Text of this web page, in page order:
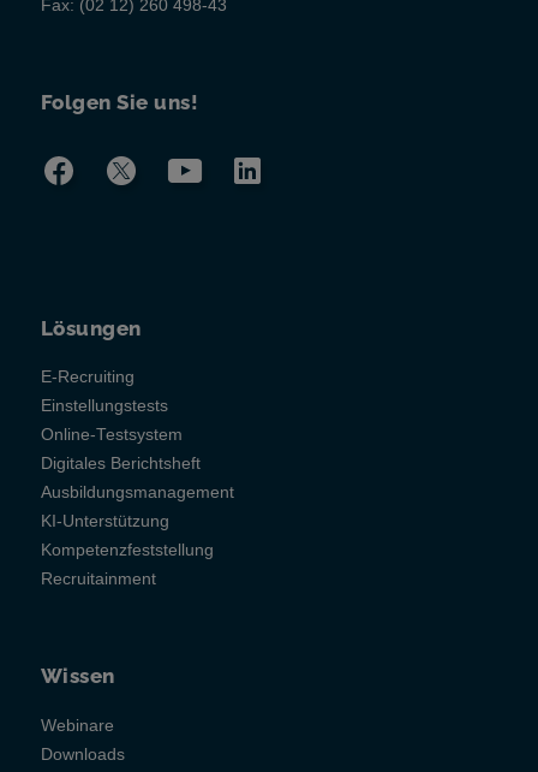
Fax: (02 12) 260 498-43
Folgen Sie uns!
Lösungen
E-Recruiting
Einstellungstests
Online-Testsystem
Digitales Berichtsheft
Ausbildungsmanagement
KI-Unterstützung
Kompetenzfeststellung
Recruitainment
Wissen
Webinare
Downloads